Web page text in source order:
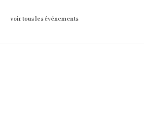
voir tous les événements